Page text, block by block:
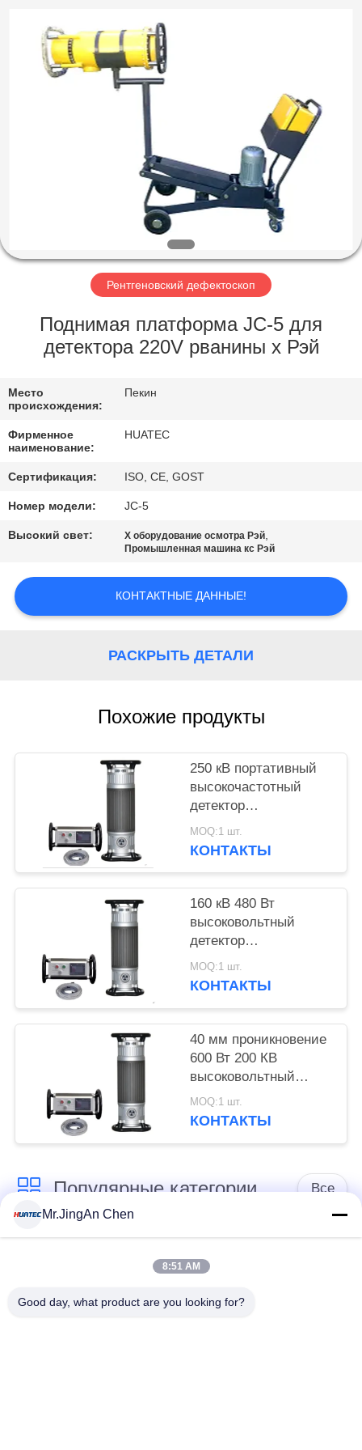
ДОМ
ПУТЕШЕСТВИЕ
ФАБРИКИ
ПРОВЕРКА
СВЯЖИТЕСЬ
МЫ
СПРОСИТЕ
ЦИТАТУ
КАРТА
САЙТА
CORPORATION.
Рентгеновский дефектоскоп
Поднимая платформа JC-5 для
детектора 220V рванины x Рэй
Место
происхождения:
Пекин
Фирменное
наименование:
HUATEC
Сертификация: ISO, CE, GOST
Номер модели: JC-5
Высокий свет: X оборудование осмотра Рэй,
Промышленная машина кс Рэй
КОНТАКТНЫЕ ДАННЫЕ!
РАСКРЫТЬ ДЕТАЛИ
Похожие продукты
250 кВ портативный
высокочастотный
детектор
рентгеновских лучей
с проникновением 50
MOQ:1 шт.
КОНТАКТЫ
160 кВ 480 Вт
высоковольтный
детектор
рентгеновских лучей
с проникновением 22
MOQ:1 шт.
КОНТАКТЫ
40 мм проникновение
600 Вт 200 КВ
высоковольтный
рентгеновский
детектор дефектов
MOQ:1 шт.
КОНТАКТЫ
Популярные категории Все
Ультразвуковой
Ультразвуковой
толщиномер
Толщиномер
Портативный
Mr.JingAn Chen
8:51 AM
Good day, what product are you looking for?